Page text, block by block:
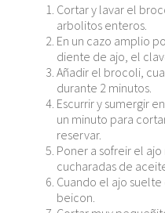
Cortar y lavar el
arbolitos enteros.
En un cazo amplio
diente de ajo, el
Añadir el brocoli,
durante 2 minutos.
Escurrir y sumergir
un minuto para
reservar.
Poner a sofreir el
cucharadas de
Cuando el ajo
beicon.